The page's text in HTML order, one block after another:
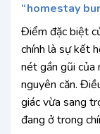
“homestay
Điểm đặc biệt
chính là sự kết
nét gần gũi của
nguyên căn.
giác vừa sang
đang ở trong